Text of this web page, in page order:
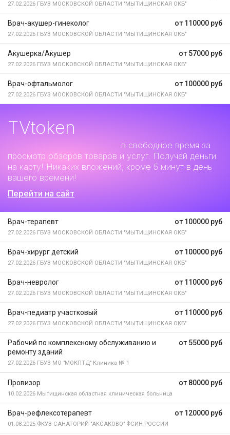
27.02.2026 ГБУЗ МОСКОВСКОЙ ОБЛАСТИ "МЫТИЩИНСКАЯ ОКБ"
от 110000 руб
Врач-акушер-гинеколог
27.02.2026 ГБУЗ МОСКОВСКОЙ ОБЛАСТИ "МЫТИЩИНСКАЯ ОКБ"
от 57000 руб
Акушерка/Акушер
27.02.2026 ГБУЗ МОСКОВСКОЙ ОБЛАСТИ "МЫТИЩИНСКАЯ ОКБ"
от 100000 руб
Врач-офтальмолог
27.02.2026 ГБУЗ МОСКОВСКОЙ ОБЛАСТИ "МЫТИЩИНСКАЯ ОКБ"
TVtoken
в свободное время за
просмотр обзоров товаров и услуг. Получай деньги
на карту! Никаких вложений, кроме 5 минут в день
вашего времени!
Перейти на сайт
от 100000 руб
Врач-терапевт
27.02.2026 ГБУЗ МОСКОВСКОЙ ОБЛАСТИ "МЫТИЩИНСКАЯ ОКБ"
от 100000 руб
Врач-хирург детский
27.02.2026 ГБУЗ МОСКОВСКОЙ ОБЛАСТИ "МЫТИЩИНСКАЯ ОКБ"
от 110000 руб
Врач-невролог
27.02.2026 ГБУЗ МОСКОВСКОЙ ОБЛАСТИ "МЫТИЩИНСКАЯ ОКБ"
от 110000 руб
Врач-педиатр участковый
27.02.2026 ГБУЗ МОСКОВСКОЙ ОБЛАСТИ "МЫТИЩИНСКАЯ ОКБ"
от 55000 руб
Рабочий по комплексному обслуживанию и
ремонту зданий
27.02.2026 ГБУЗ МО "МОКПТД" Клиника № 1
от 80000 руб
Провизор
10.02.2026 Мытищинская областная клиническая больница
от 120000 руб
Врач-рефлексотерапевт
01.08.2025 ФКУЗ САНАТОРИЙ "АКСАКОВО" ФСИН РОССИИ